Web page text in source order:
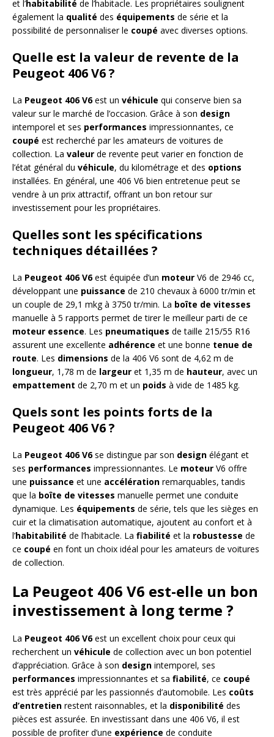
et l’habitabilité de l’habitacle. Les propriétaires soulignent
également la qualité des équipements de série et la
possibilité de personnaliser le coupé avec diverses options.
Quelle est la valeur de revente de la
Peugeot 406 V6 ?
La Peugeot 406 V6est un véhicule qui conserve bien sa
valeur sur le marché de l’occasion. Grâce à son design
intemporel et ses performances impressionnantes, ce
coupé est recherché par les amateurs de voitures de
collection. La valeur de revente peut varier en fonction de
l’état général du véhicule, du kilométrage et des options
installées. En général, une 406 V6 bien entretenue peut se
vendre à un prix attractif, offrant un bon retour sur
investissement pour les propriétaires.
Quelles sont les spécifications
techniques détaillées ?
La Peugeot 406 V6est équipée d’un moteur V6 de 2946 cc,
développant une puissance de 210 chevaux à 6000 tr/min et
un couple de 29,1 mkg à 3750 tr/min. La boîte de vitesses
manuelle à 5 rapports permet de tirer le meilleur parti de ce
moteur essence. Les pneumatiques de taille 215/55 R16
assurent une excellente adhérence et une bonne tenue de
route. Les dimensions de la 406 V6 sont de 4,62 m de
longueur, 1,78 m de largeur et 1,35 m de hauteur, avec un
empattement de 2,70 m et un poids à vide de 1485 kg.
Quels sont les points forts de la
Peugeot 406 V6 ?
La Peugeot 406 V6se distingue par son design élégant et
ses performances impressionnantes. Le moteur V6 offre
une puissance et une accélération remarquables, tandis
que la boîte de vitesses manuelle permet une conduite
dynamique. Les équipements de série, tels que les sièges en
cuir et la climatisation automatique, ajoutent au confort et à
l’habitabilité de l’habitacle. La fiabilité et la robustesse de
ce coupé en font un choix idéal pour les amateurs de voitures
de collection.
La Peugeot 406 V6 est-elle un bon
investissement à long terme ?
La Peugeot 406 V6est un excellent choix pour ceux qui
recherchent un véhicule de collection avec un bon potentiel
d’appréciation. Grâce à son design intemporel, ses
performances impressionnantes et sa fiabilité, ce coupé
est très apprécié par les passionnés d’automobile. Les coûts
d’entretien restent raisonnables, et la disponibilité des
pièces est assurée. En investissant dans une 406 V6, il est
possible de profiter d’une expérience de conduite